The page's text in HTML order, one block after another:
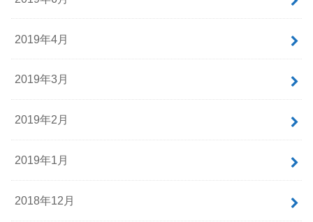
2019年4月
2019年3月
2019年2月
2019年1月
2018年12月